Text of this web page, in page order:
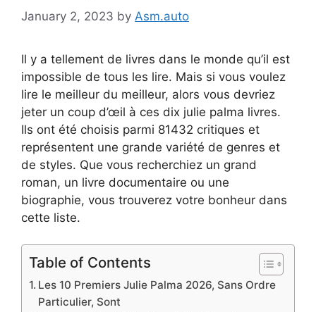
January 2, 2023 by Asm.auto
Il y a tellement de livres dans le monde qu’il est
impossible de tous les lire. Mais si vous voulez
lire le meilleur du meilleur, alors vous devriez
jeter un coup d’œil à ces dix julie palma livres.
Ils ont été choisis parmi 81432 critiques et
représentent une grande variété de genres et
de styles. Que vous recherchiez un grand
roman, un livre documentaire ou une
biographie, vous trouverez votre bonheur dans
cette liste.
Table of Contents
Les 10 Premiers Julie Palma 2026, Sans Ordre
Particulier, Sont